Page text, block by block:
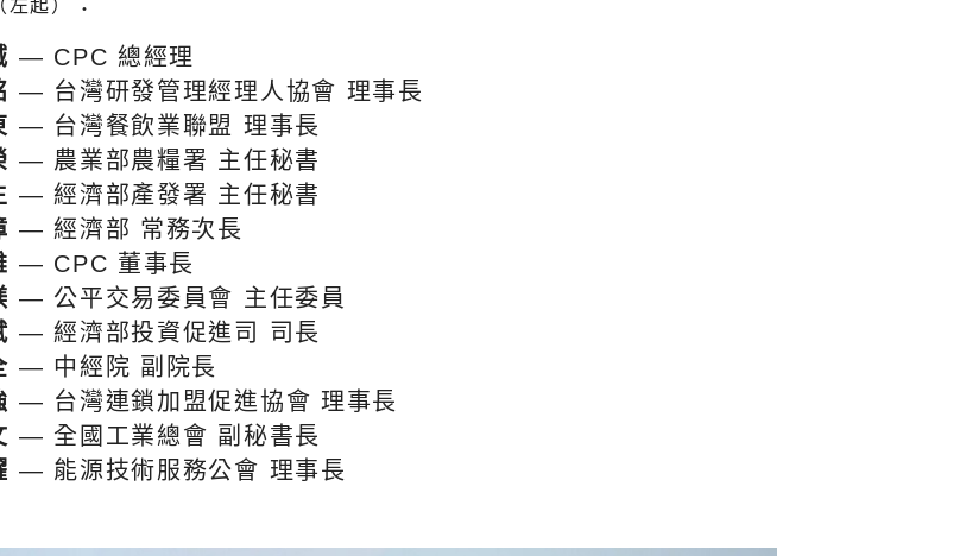
左起）
— CPC 總經理
— 台灣研發管理經理人協會 理事長
— 台灣餐飲業聯盟 理事長
— 農業部農糧署 主任秘書
— 經濟部產發署 主任秘書
— 經濟部 常務次長
— CPC 董事長
— 公平交易委員會 主任委員
— 經濟部投資促進司 司長
— 中經院 副院長
— 台灣連鎖加盟促進協會 理事長
— 全國工業總會 副秘書長
— 能源技術服務公會 理事長